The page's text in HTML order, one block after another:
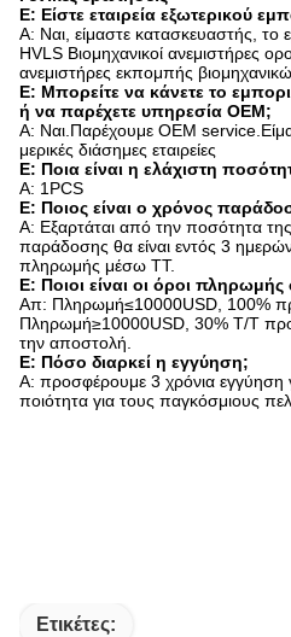
Ε: Είστε εταιρεία εξωτερικού
Α: Ναι, είμαστε κατασκευαστής, το
HVLS Βιομηχανικοί ανεμιστήρες
ανεμιστήρες εκπομπής
Ε: Μπορείτε να κάνετε το
ή να παρέχετε υπηρεσία OEM;
Α: Ναι.Παρέχουμε OEM
μερικές διάσημες εταιρείες
Ε: Ποια είναι η ελάχιστη
Α: 1PCS
Ε: Ποιος είναι ο χρόνος
Α: Εξαρτάται από την ποσότητα
παράδοσης θα είναι εντός 3
πληρωμής μέσω TT.
Ε: Ποιοι είναι οι όροι πληρωμής
Απ: Πληρωμή≤10000USD, 100%
Πληρωμή≥10000USD, 30% T/T
την αποστολή.
Ε: Πόσο διαρκεί η εγγύηση;
Α: προσφέρουμε 3 χρόνια εγγύηση
ποιότητα για τους παγκόσμιους
Ετικέτες: